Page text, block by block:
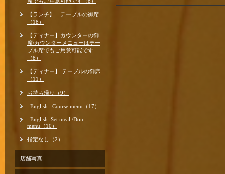
【ランチ】 テーブルの御席
（18）
【ディナー】カウンターの御
席/カウンターメニューはテー
ブル席でもご用意可能です
（8）
【ディナー】 テーブルの御席
（11）
お持ち帰り（9）
=English= Course menu（17）
=English=Set meal /Don
menu（10）
指定なし（2）
店舗写真